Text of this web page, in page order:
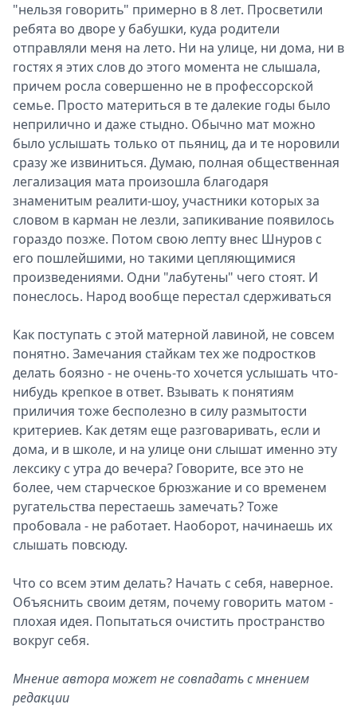
"нельзя говорить" примерно в 8 лет. Просветили
ребята во дворе у бабушки, куда родители
отправляли меня на лето. Ни на улице, ни дома, ни в
гостях я этих слов до этого момента не слышала,
причем росла совершенно не в профессорской
семье. Просто материться в те далекие годы было
неприлично и даже стыдно. Обычно мат можно
было услышать только от пьяниц, да и те норовили
сразу же извиниться. Думаю, полная общественная
легализация мата произошла благодаря
знаменитым реалити-шоу, участники которых за
словом в карман не лезли, запикивание появилось
гораздо позже. Потом свою лепту внес Шнуров с
его пошлейшими, но такими цепляющимися
произведениями. Одни "лабутены" чего стоят. И
понеслось. Народ вообще перестал сдерживаться
Как поступать с этой матерной лавиной, не совсем
понятно. Замечания стайкам тех же подростков
делать боязно - не очень-то хочется услышать что-
нибудь крепкое в ответ. Взывать к понятиям
приличия тоже бесполезно в силу размытости
критериев. Как детям еще разговаривать, если и
дома, и в школе, и на улице они слышат именно эту
лексику с утра до вечера? Говорите, все это не
более, чем старческое брюзжание и со временем
ругательства перестаешь замечать? Тоже
пробовала - не работает. Наоборот, начинаешь их
слышать повсюду.
Что со всем этим делать? Начать с себя, наверное.
Объяснить своим детям, почему говорить матом -
плохая идея. Попытаться очистить пространство
вокруг себя.
Мнение автора может не совпадать с мнением
редакции